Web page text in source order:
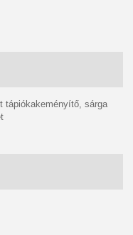
tápiókakeményítő, sárga